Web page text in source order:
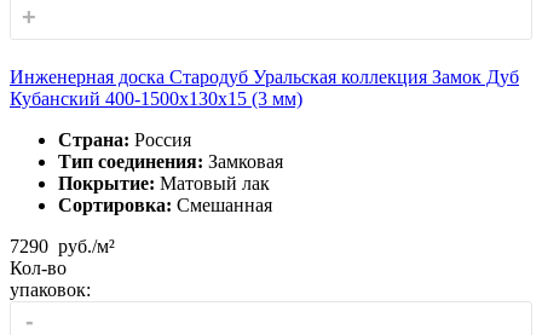
+
Инженерная доска Стародуб Уральская коллекция Замок Дуб
Кубанский 400-1500x130x15 (3 мм)
Страна: Россия
Тип соединения: Замковая
Покрытие: Матовый лак
Сортировка: Смешанная
7290 руб./м²
Кол-во
упаковок:
-